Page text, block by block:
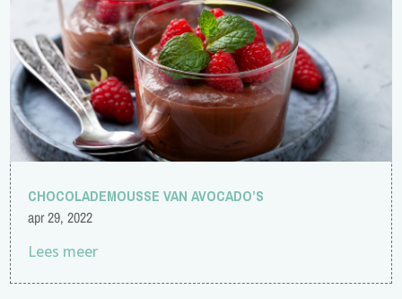
CHOCOLADEMOUSSE VAN AVOCADO’S
apr 29, 2022
Lees meer